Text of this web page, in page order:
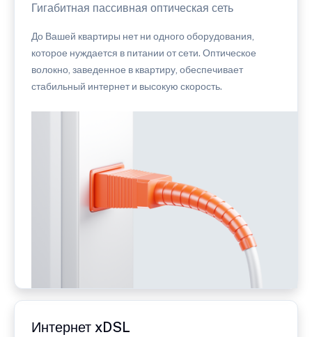
Гигабитная пассивная оптическая сеть
До Вашей квартиры нет ни одного оборудования,
которое нуждается в питании от сети. Оптическое
волокно, заведенное в квартиру, обеспечивает
стабильный интернет и высокую скорость.
Интернет xDSL